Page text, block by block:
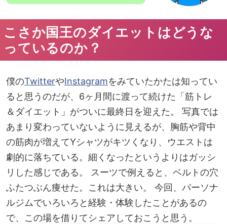
こさか国王のダイエットはどうな
っているのか？
僕のTwitterやInstagramをみていたかたは知ってい
ると思うのだが、6ヶ月間に渡って続けた「筋トレ
＆ダイエット」がついに最終日を迎えた。 写真では
あまり変わっていないように見えるが、胸筋や背中
の筋肉が増えてYシャツがキツくなり、ウエストは
劇的に落ちている。細くなったというよりはガッシ
リした感じである。 スーツで例えると、 ベルトの穴
ふたつぶん痩せた。これは大きい。 今回、パーソナ
ルジムでいろいろと経験・体験したことがあるの
で、この場を借りてシェアしておこうと思う。